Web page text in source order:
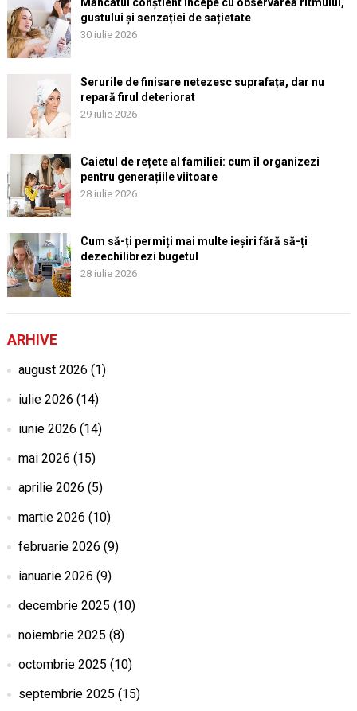
Mâncatul conștient începe cu observarea ritmului,
gustului și senzației de sațietate
30 iulie 2026
Serurile de finisare netezesc suprafața, dar nu
repară firul deteriorat
29 iulie 2026
Caietul de rețete al familiei: cum îl organizezi
pentru generațiile viitoare
28 iulie 2026
Cum să-ți permiți mai multe ieșiri fără să-ți
dezechilibrezi bugetul
28 iulie 2026
ARHIVE
august 2026 (1)
iulie 2026 (14)
iunie 2026 (14)
mai 2026 (15)
aprilie 2026 (5)
martie 2026 (10)
februarie 2026 (9)
ianuarie 2026 (9)
decembrie 2025 (10)
noiembrie 2025 (8)
octombrie 2025 (10)
septembrie 2025 (15)